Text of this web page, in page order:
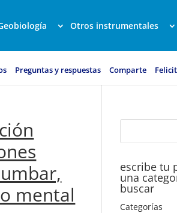
Otros instrumentales
Preguntas y respuestas Comparte
mental
escribe tu
una
buscar
Categorías